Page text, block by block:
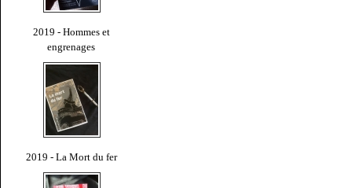
2019 - Hommes et
engrenages
2019 - La Mort du fer